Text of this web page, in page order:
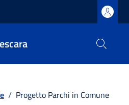
/ Progetto Parchi in Comune